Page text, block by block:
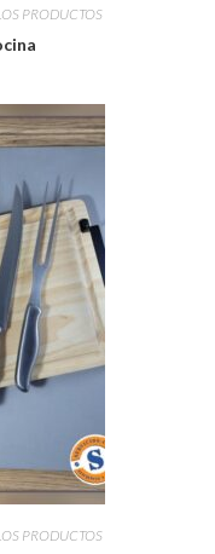
PRODUCTOS
PRODUCTOS